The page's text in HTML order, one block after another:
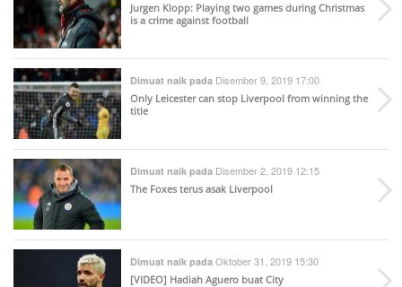
Jurgen Klopp: Playing two games during Christmas
is a crime against football
Dimuat naik pada Disember 9, 2019 17:00
Only Leicester can stop Liverpool from winning the
title
Dimuat naik pada Disember 2, 2019 12:15
The Foxes terus asak Liverpool
Dimuat naik pada Oktober 31, 2019 15:30
[VIDEO] Hadiah Aguero buat City